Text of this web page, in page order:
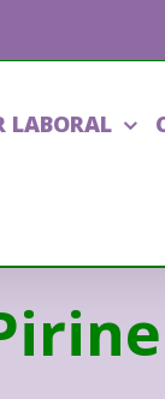
LABORAL